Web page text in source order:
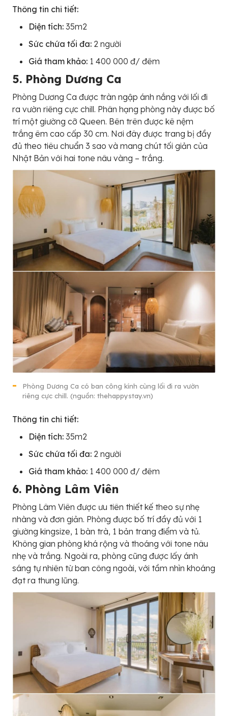
Thông tin chi tiết:
Diện tích: 35m2
Sức chứa tối đa: 2 người
Giá tham khảo: 1 400 000 đ/ đêm
5. Phòng Dương Ca
Phòng Dương Ca được tràn ngập ánh nắng với lối đi
ra vườn riêng cực chill. Phân hạng phòng này được bố
trí một giường cỡ Queen. Bên trên được kê nệm
trắng êm cao cấp 30 cm. Nơi đây được trang bị đầy
đủ theo tiêu chuẩn 3 sao và mang chút tối giản của
Nhật Bản với hai tone nâu vàng – trắng.
Phòng Dương Ca có ban công kính cùng lối đi ra vườn
riêng cực chill. (nguồn: thehappystay.vn)
Thông tin chi tiết:
Diện tích: 35m2
Sức chứa tối đa: 2 người
Giá tham khảo: 1 400 000 đ/ đêm
6. Phòng Lâm Viên
Phòng Lâm Viên được ưu tiên thiết kế theo sự nhẹ
nhàng và đơn giản. Phòng được bố trí đầy đủ với 1
giường kingsize, 1 bàn trà, 1 bản trang điểm và tủ.
Không gian phòng khá rộng và thoáng với tone nâu
nhẹ và trắng. Ngoài ra, phòng cũng được lấy ánh
sáng tự nhiên từ ban công ngoài, với tầm nhìn khoáng
đạt ra thung lũng.